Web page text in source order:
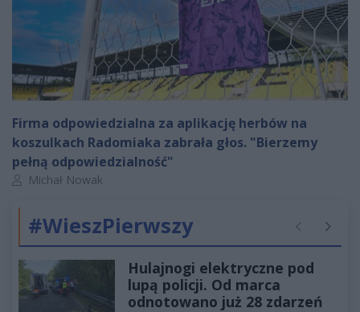
Firma odpowiedzialna za aplikację herbów na
koszulkach Radomiaka zabrała głos. "Bierzemy
pełną odpowiedzialność"
Autor artykułu:
Michał Nowak
#WieszPierwszy Poprzednie
Hulajnogi elektryczne pod
lupą policji. Od marca
odnotowano już 28 zdarzeń